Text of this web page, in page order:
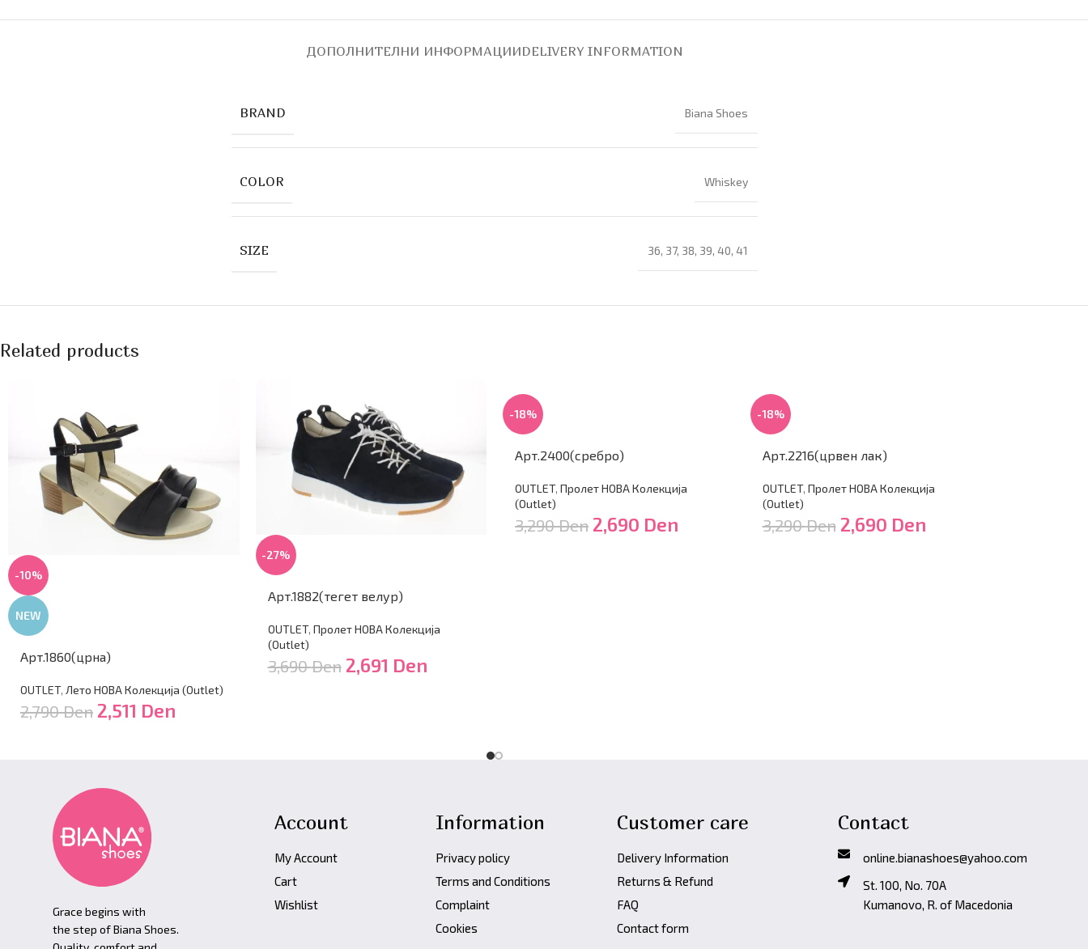
ДОПОЛНИТЕЛНИ ИНФОРМАЦИИDELIVERY INFORMATION
BRAND Biana Shoes
COLOR Whiskey
SIZE 36, 37, 38, 39, 40, 41
Related products
-10%
NEW
Арт.1860(црна)
OUTLET, Лето НОВА Колекција (Outlet)
2,790Den 2,511 Den
-27%
Арт.1882(тегет велур)
OUTLET, Пролет НОВА Колекција
(Outlet)
3,690Den 2,691 Den
-18%
Арт.2400(сребро)
OUTLET, Пролет НОВА Колекција
(Outlet)
3,290Den 2,690 Den
-18%
Арт.2216(црвен лак)
OUTLET, Пролет НОВА Колекција
(Outlet)
3,290Den 2,690 Den
Grace begins with
the step of Biana Shoes.
Account
My Account
Cart
Wishlist
Information
Privacy policy
Terms and Conditions
Complaint
Cookies
Customer care
Delivery Information
Returns & Refund
FAQ
Contact form
Contact
online.bianashoes@yahoo.com
St. 100, No. 70A
Kumanovo, R. of Macedonia